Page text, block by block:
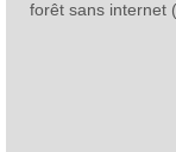
forêt sans internet